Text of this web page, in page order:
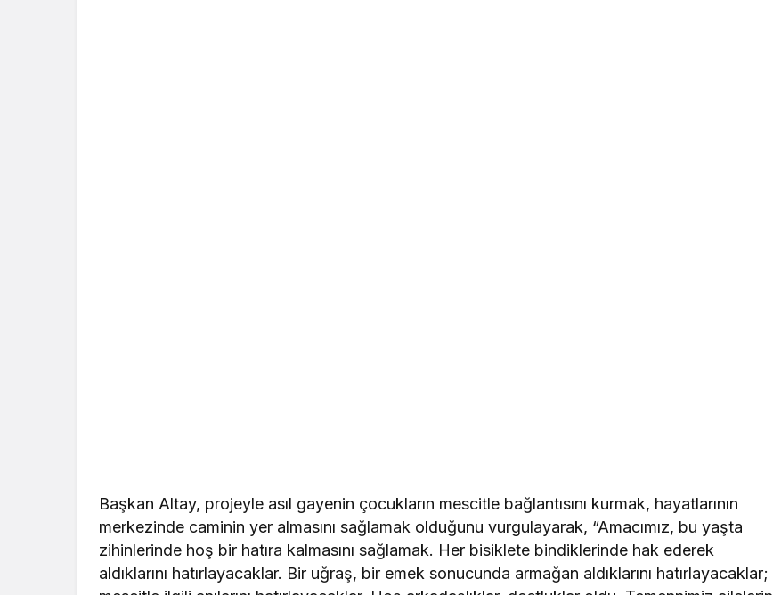
Başkan Altay, projeyle asıl gayenin çocukların mescitle bağlantısını kurmak, hayatlarının
merkezinde caminin yer almasını sağlamak olduğunu vurgulayarak, “Amacımız, bu yaşta
zihinlerinde hoş bir hatıra kalmasını sağlamak. Her bisiklete bindiklerinde hak ederek
aldıklarını hatırlayacaklar. Bir uğraş, bir emek sonucunda armağan aldıklarını hatırlayacaklar;